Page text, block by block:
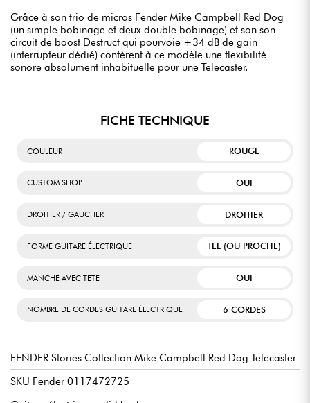
Grâce à son trio de micros Fender Mike Campbell Red Dog
(un simple bobinage et deux double bobinage) et son son
circuit de boost Destruct qui pourvoie +34 dB de gain
(interrupteur dédié) confèrent à ce modèle une flexibilité
sonore absolument inhabituelle pour une Telecaster.
FICHE TECHNIQUE
COULEUR ROUGE
CUSTOM SHOP OUI
DROITIER / GAUCHER DROITIER
FORME GUITARE ÉLECTRIQUE TEL (OU PROCHE)
MANCHE AVEC TETE OUI
NOMBRE DE CORDES GUITARE ÉLECTRIQUE 6 CORDES
FENDER Stories Collection Mike Campbell Red Dog Telecaster
SKU Fender 0117472725